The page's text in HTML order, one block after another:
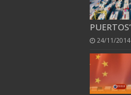
24/11/2014